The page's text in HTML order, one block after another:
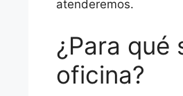
atenderemos.
¿Para qué
oficina?